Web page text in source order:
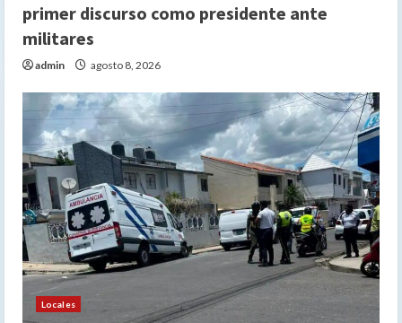
primer discurso como presidente ante
militares
admin agosto 8, 2026
Locales